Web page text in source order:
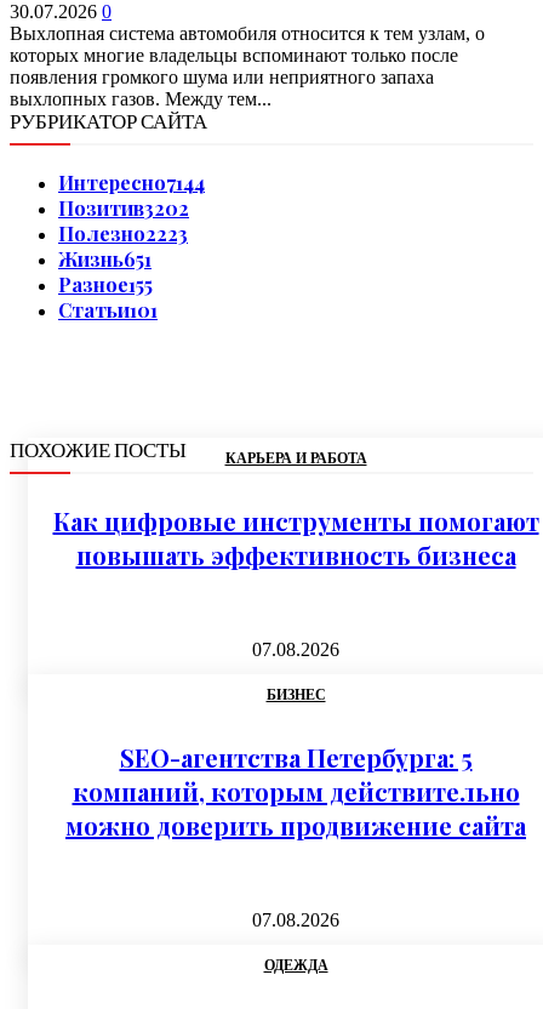
30.07.2026 0
Выхлопная система автомобиля относится к тем узлам, о
которых многие владельцы вспоминают только после
появления громкого шума или неприятного запаха
выхлопных газов. Между тем...
РУБРИКАТОР САЙТА
Интересно7144
Позитив3202
Полезно2223
Жизнь651
Разное155
Статьи101
ПОХОЖИЕ ПОСТЫ КАРЬЕРА И РАБОТА
Как цифровые инструменты помогают
повышать эффективность бизнеса
07.08.2026
БИЗНЕС
SEO-агентства Петербурга: 5
компаний, которым действительно
можно доверить продвижение сайта
07.08.2026
ОДЕЖДА